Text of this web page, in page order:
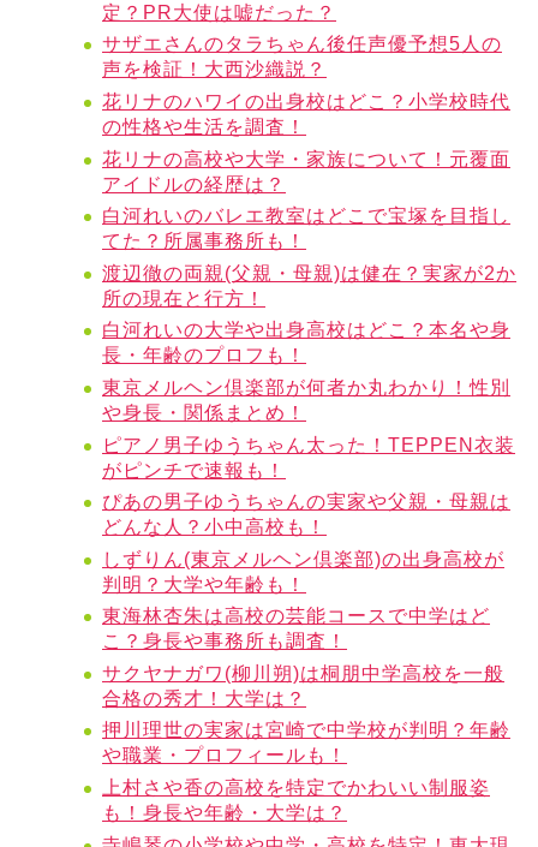
定？PR大使は嘘だった？
サザエさんのタラちゃん後任声優予想5人の
声を検証！大西沙織説？
花リナのハワイの出身校はどこ？小学校時代
の性格や生活を調査！
花リナの高校や大学・家族について！元覆面
アイドルの経歴は？
白河れいのバレエ教室はどこで宝塚を目指し
てた？所属事務所も！
渡辺徹の両親(父親・母親)は健在？実家が2か
所の現在と行方！
白河れいの大学や出身高校はどこ？本名や身
長・年齢のプロフも！
東京メルヘン倶楽部が何者か丸わかり！性別
や身長・関係まとめ！
ピアノ男子ゆうちゃん太った！TEPPEN衣装
がピンチで速報も！
ぴあの男子ゆうちゃんの実家や父親・母親は
どんな人？小中高校も！
しずりん(東京メルヘン倶楽部)の出身高校が
判明？大学や年齢も！
東海林杏朱は高校の芸能コースで中学はど
こ？身長や事務所も調査！
サクヤナガワ(柳川朔)は桐朋中学高校を一般
合格の秀才！大学は？
押川理世の実家は宮崎で中学校が判明？年齢
や職業・プロフィールも！
上村さや香の高校を特定でかわいい制服姿
も！身長や年齢・大学は？